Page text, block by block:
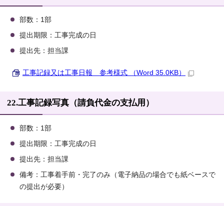
部数：1部
提出期限：工事完成の日
提出先：担当課
工事記録又は工事日報 参考様式 （Word 35.0KB）
22.工事記録写真（請負代金の支払用）
部数：1部
提出期限：工事完成の日
提出先：担当課
備考：工事着手前・完了のみ（電子納品の場合でも紙ベースで
の提出が必要）